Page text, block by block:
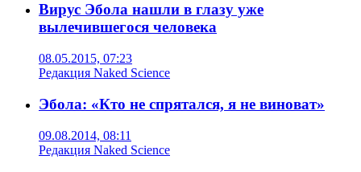
Вирус Эбола нашли в глазу уже
вылечившегося человека
08.05.2015, 07:23
Редакция Naked Science
Эбола: «Кто не спрятался, я не виноват»
09.08.2014, 08:11
Редакция Naked Science